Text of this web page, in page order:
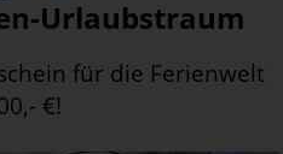
Urlaubstraum
für die Ferienwelt
€!